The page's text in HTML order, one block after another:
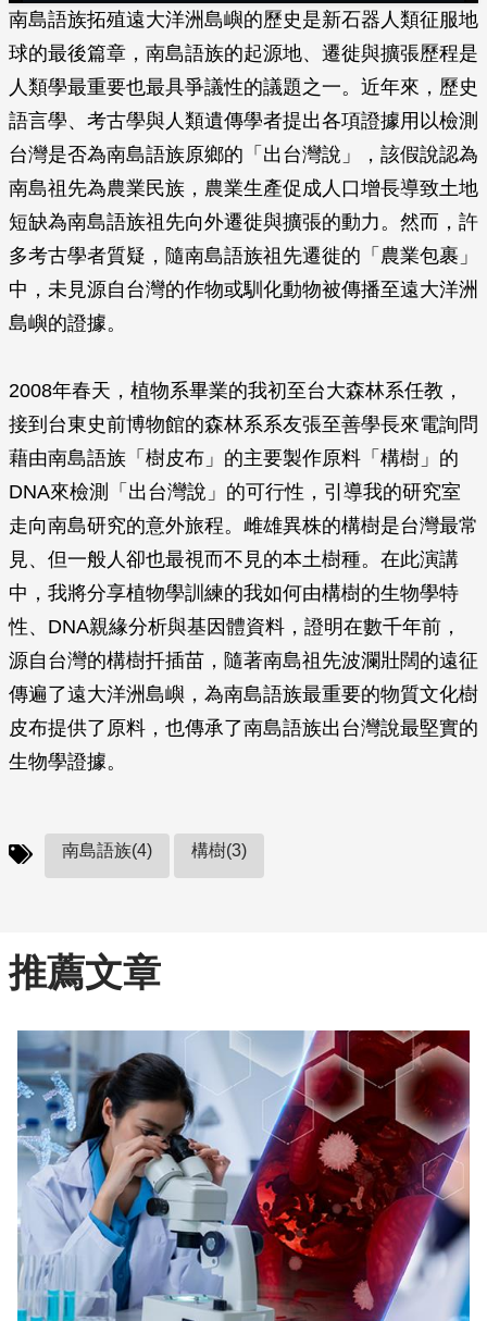
南島語族拓殖遠大洋洲島嶼的歷史是新石器人類征服地
球的最後篇章，南島語族的起源地、遷徙與擴張歷程是
人類學最重要也最具爭議性的議題之一。近年來，歷史
語言學、考古學與人類遺傳學者提出各項證據用以檢測
台灣是否為南島語族原鄉的「出台灣說」，該假說認為
南島祖先為農業民族，農業生產促成人口增長導致土地
短缺為南島語族祖先向外遷徙與擴張的動力。然而，許
多考古學者質疑，隨南島語族祖先遷徙的「農業包裹」
中，未見源自台灣的作物或馴化動物被傳播至遠大洋洲
島嶼的證據。
2008年春天，植物系畢業的我初至台大森林系任教，
接到台東史前博物館的森林系系友張至善學長來電詢問
藉由南島語族「樹皮布」的主要製作原料「構樹」的
DNA來檢測「出台灣說」的可行性，引導我的研究室
走向南島研究的意外旅程。雌雄異株的構樹是台灣最常
見、但一般人卻也最視而不見的本土樹種。在此演講
中，我將分享植物學訓練的我如何由構樹的生物學特
性、DNA親緣分析與基因體資料，證明在數千年前，
源自台灣的構樹扦插苗，隨著南島祖先波瀾壯闊的遠征
傳遍了遠大洋洲島嶼，為南島語族最重要的物質文化樹
皮布提供了原料，也傳承了南島語族出台灣說最堅實的
生物學證據。
南島語族(4) 構樹(3)
推薦文章